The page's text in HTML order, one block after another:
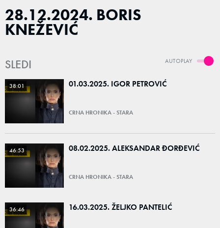
28.12.2024. BORIS
KNEŽEVIĆ
AUTOPLAY
SLEDI
38:01 01.03.2025. IGOR PETROVIĆ
CRNA HRONIKA - STARA
46:53 08.02.2025. ALEKSANDAR ĐORĐEVIĆ
CRNA HRONIKA - STARA
36:46 16.03.2025. ŽELJKO PANTELIĆ